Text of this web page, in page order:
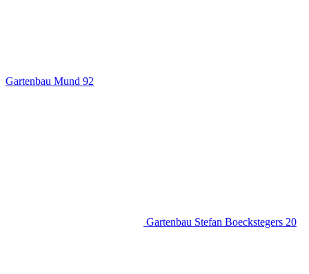
Gartenbau Mund 92
Gartenbau Stefan Boeckstegers 20